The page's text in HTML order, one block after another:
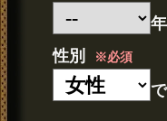
年
性別
※必須